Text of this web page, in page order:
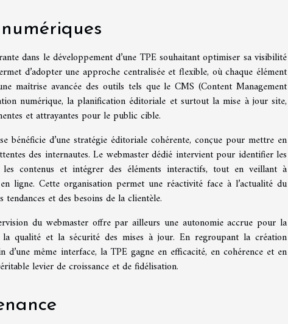
dans le développement d’une TPE souhaitant optimiser sa visibilité
d’adopter une approche centralisée et flexible, où chaque élément
maîtrise avancée des outils tels que le CMS (Content Management
numérique, la planification éditoriale et surtout la mise à jour site,
et attrayantes pour le public cible.
bénéficie d’une stratégie éditoriale cohérente, conçue pour mettre en
des internautes. Le webmaster dédié intervient pour identifier les
contenus et intégrer des éléments interactifs, tout en veillant à
ligne. Cette organisation permet une réactivité face à l’actualité du
et des besoins de la clientèle.
du webmaster offre par ailleurs une autonomie accrue pour la
qualité et la sécurité des mises à jour. En regroupant la création
même interface, la TPE gagne en efficacité, en cohérence et en
levier de croissance et de fidélisation.